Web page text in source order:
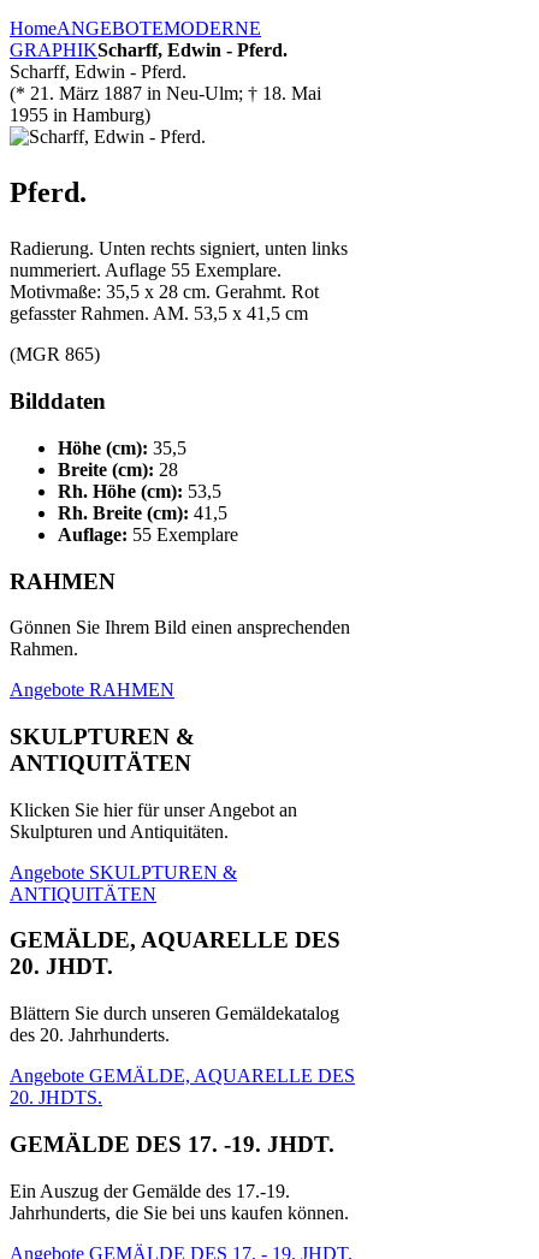
HomeANGEBOTEMODERNE
GRAPHIKScharff, Edwin - Pferd.
Scharff, Edwin - Pferd.
(* 21. März 1887 in Neu-Ulm; † 18. Mai
1955 in Hamburg)
Pferd.
Radierung. Unten rechts signiert, unten links
nummeriert. Auflage 55 Exemplare.
Motivmaße: 35,5 x 28 cm. Gerahmt. Rot
gefasster Rahmen. AM. 53,5 x 41,5 cm
(MGR 865)
Bilddaten
Höhe (cm): 35,5
Breite (cm): 28
Rh. Höhe (cm): 53,5
Rh. Breite (cm): 41,5
Auflage: 55 Exemplare
RAHMEN
Gönnen Sie Ihrem Bild einen ansprechenden
Rahmen.
Angebote RAHMEN
SKULPTUREN &
ANTIQUITÄTEN
Klicken Sie hier für unser Angebot an
Skulpturen und Antiquitäten.
Angebote SKULPTUREN &
ANTIQUITÄTEN
GEMÄLDE, AQUARELLE DES
20. JHDT.
Blättern Sie durch unseren Gemäldekatalog
des 20. Jahrhunderts.
Angebote GEMÄLDE, AQUARELLE DES
20. JHDTS.
GEMÄLDE DES 17. -19. JHDT.
Ein Auszug der Gemälde des 17.-19.
Jahrhunderts, die Sie bei uns kaufen können.
Angebote GEMÄLDE DES 17. - 19. JHDT.